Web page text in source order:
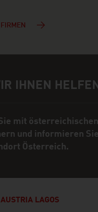
IHNEN
mit österreichischen
und informieren
Österreich.
LAGOS